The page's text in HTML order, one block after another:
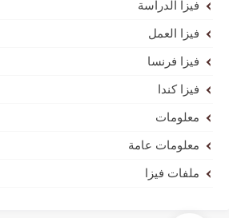
فيزا الدراسة
فيزا العمل
فيزا فرنسا
فيزا كندا
معلومات
معلومات عامة
ملفات فيزا